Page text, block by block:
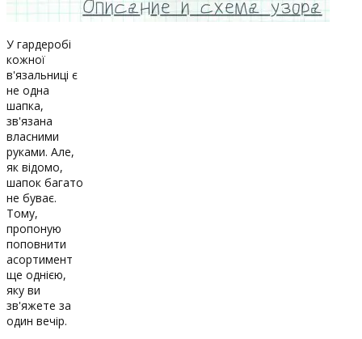
У гардеробі
кожної
в'язальниці є
не одна
шапка,
зв'язана
власними
руками. Але,
як відомо,
шапок багато
не буває.
Тому,
пропоную
поповнити
асортимент
ще однією,
яку ви
зв'яжете за
один вечір.